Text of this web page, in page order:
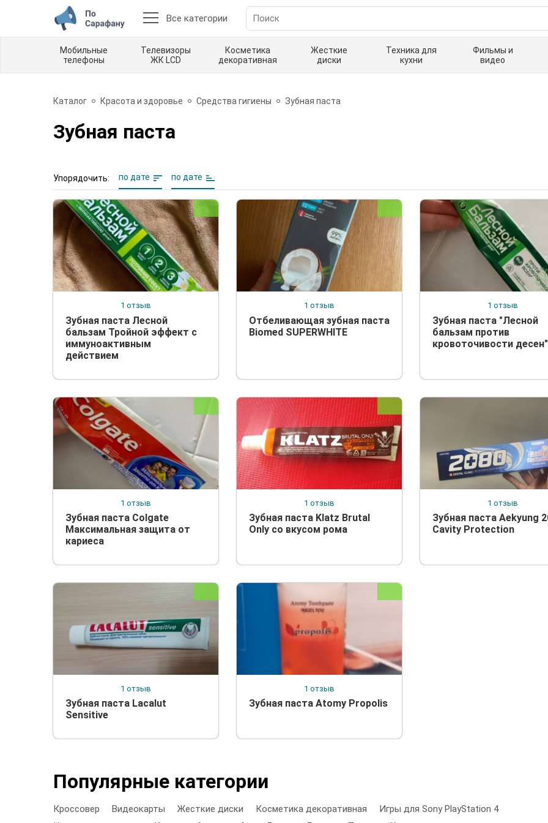
Все категории
Мобильные
телефоны
Телевизоры
ЖК LCD
Косметика
декоративная
Жесткие
диски
Техника для
кухни
Фильмы и
видео
Каталог Красота и здоровье Средства гигиены Зубная паста
Зубная паста
Упорядочить: по дате по дате
1 отзыв
Зубная паста Лесной
бальзам Тройной эффект с
иммуноактивным
действием
1 отзыв
Отбеливающая зубная паста
Biomed SUPERWHITE
1 отзыв
Зубная паста "Лесной
бальзам против
кровоточивости десен"
1 отзыв
Зубная паста Colgate
Максимальная защита от
кариеса
1 отзыв
Зубная паста Klatz Brutal
Only со вкусом рома
1 отзыв
Зубная паста Aekyung
Cavity Protection
1 отзыв
Зубная паста Lacalut
Sensitive
1 отзыв
Зубная паста Atomy Propolis
Популярные категории
Кроссовер Видеокарты Жесткие диски Косметика декоративная
Игры для Sony PlayStation 4